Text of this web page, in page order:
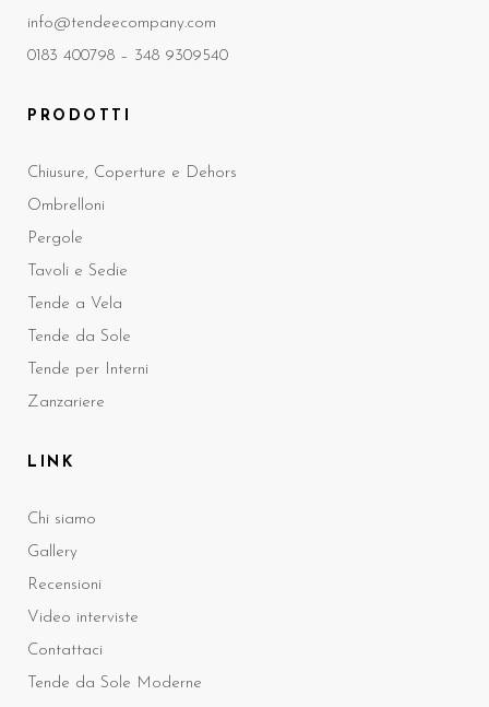
info@tendeecompany.com
0183 400798 – 348 9309540
PRODOTTI
Chiusure, Coperture e Dehors
Ombrelloni
Pergole
Tavoli e Sedie
Tende a Vela
Tende da Sole
Tende per Interni
Zanzariere
LINK
Chi siamo
Gallery
Recensioni
Video interviste
Contattaci
Tende da Sole Moderne